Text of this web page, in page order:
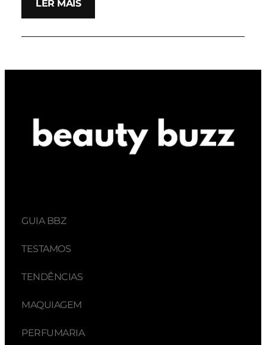
LER MAIS
GUIA BBZ
TESTAMOS
TENDÊNCIAS
MAQUIAGEM
PERFUMARIA